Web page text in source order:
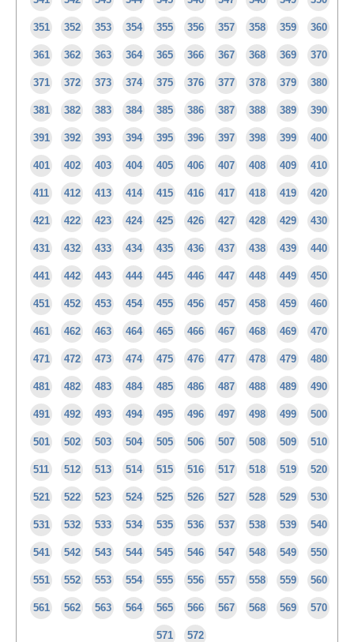
351 352 353 354 355 356 357 358 359 360
361 362 363 364 365 366 367 368 369 370
371 372 373 374 375 376 377 378 379 380
381 382 383 384 385 386 387 388 389 390
391 392 393 394 395 396 397 398 399 400
401 402 403 404 405 406 407 408 409 410
411 412 413 414 415 416 417 418 419 420
421 422 423 424 425 426 427 428 429 430
431 432 433 434 435 436 437 438 439 440
441 442 443 444 445 446 447 448 449 450
451 452 453 454 455 456 457 458 459 460
461 462 463 464 465 466 467 468 469 470
471 472 473 474 475 476 477 478 479 480
481 482 483 484 485 486 487 488 489 490
491 492 493 494 495 496 497 498 499 500
501 502 503 504 505 506 507 508 509 510
511 512 513 514 515 516 517 518 519 520
521 522 523 524 525 526 527 528 529 530
531 532 533 534 535 536 537 538 539 540
541 542 543 544 545 546 547 548 549 550
551 552 553 554 555 556 557 558 559 560
561 562 563 564 565 566 567 568 569 570
571 572